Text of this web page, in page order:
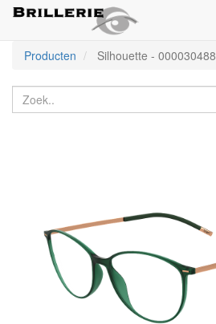
Producten
Silhouette - 000030488